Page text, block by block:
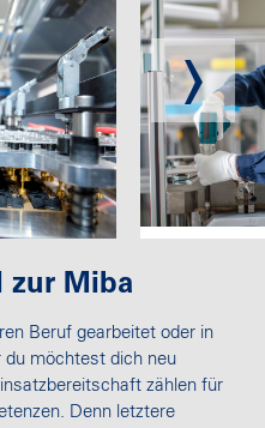
zur Miba
Beruf gearbeitet oder in
du möchtest dich neu
zählen für
Denn letztere